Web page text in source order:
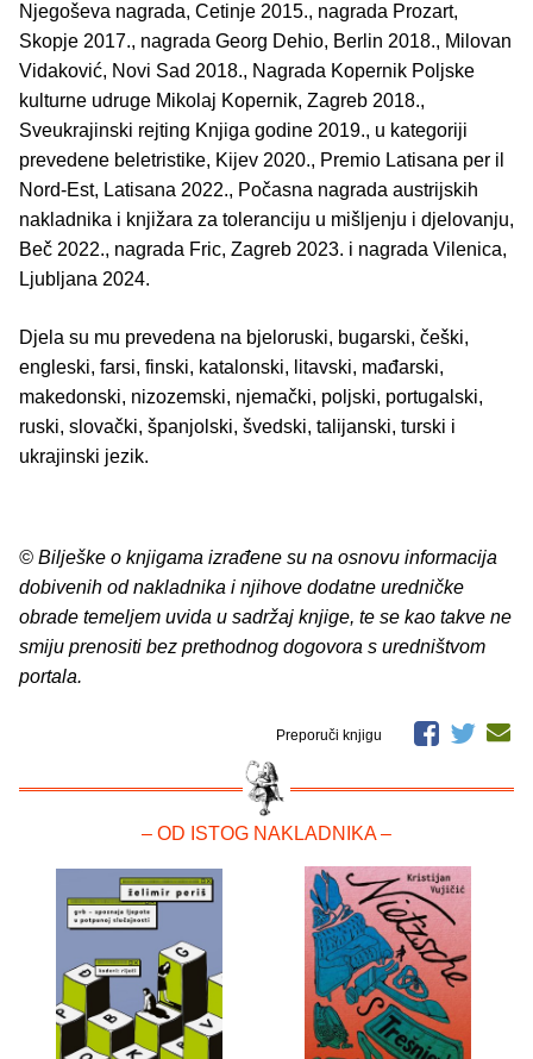
Njegoševa nagrada, Cetinje 2015., nagrada Prozart,
Skopje 2017., nagrada Georg Dehio, Berlin 2018., Milovan
Vidaković, Novi Sad 2018., Nagrada Kopernik Poljske
kulturne udruge Mikolaj Kopernik, Zagreb 2018.,
Sveukrajinski rejting Knjiga godine 2019., u kategoriji
prevedene beletristike, Kijev 2020., Premio Latisana per il
Nord-Est, Latisana 2022., Počasna nagrada austrijskih
nakladnika i knjižara za toleranciju u mišljenju i djelovanju,
Beč 2022., nagrada Fric, Zagreb 2023. i nagrada Vilenica,
Ljubljana 2024.
Djela su mu prevedena na bjeloruski, bugarski, češki,
engleski, farsi, finski, katalonski, litavski, mađarski,
makedonski, nizozemski, njemački, poljski, portugalski,
ruski, slovački, španjolski, švedski, talijanski, turski i
ukrajinski jezik.
© Bilješke o knjigama izrađene su na osnovu informacija
dobivenih od nakladnika i njihove dodatne uredničke
obrade temeljem uvida u sadržaj knjige, te se kao takve ne
smiju prenositi bez prethodnog dogovora s uredništvom
portala.
Preporuči knjigu
– OD ISTOG NAKLADNIKA –